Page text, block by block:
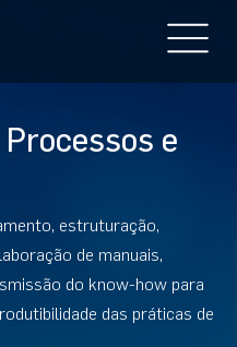
e
estruturação,
de manuais,
do know-how para
das práticas de